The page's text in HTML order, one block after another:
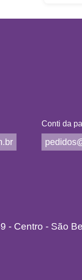
Conti da
- Centro - São